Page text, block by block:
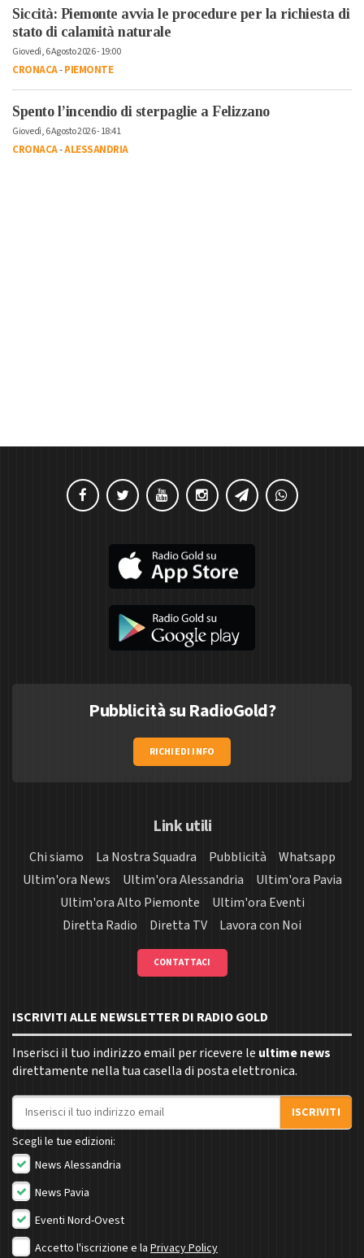
Siccità: Piemonte avvia le procedure per la richiesta di
stato di calamità naturale
Giovedì, 6 Agosto 2026 - 19:00
CRONACA-PIEMONTE
Spento l’incendio di sterpaglie a Felizzano
Giovedì, 6 Agosto 2026 - 18:41
CRONACA-ALESSANDRIA
Pubblicità su RadioGold?
RICHIEDI INFO
Link utili
Chi siamo La Nostra Squadra Pubblicità
Whatsapp
Ultim'ora News
Ultim'ora Alessandria
Ultim'ora Pavia
Ultim'ora Alto Piemonte
Ultim'ora Eventi
Diretta Radio
Diretta TV Lavora con Noi
CONTATTACI
ISCRIVITI ALLE NEWSLETTER DI RADIO GOLD
Inserisci il tuo indirizzo email per ricevere le ultime news
direttamente nella tua casella di posta elettronica.
Indirizzo email
ISCRIVITI
Scegli le tue edizioni:
News Alessandria
News Pavia
Eventi Nord-Ovest
Accetto l'iscrizione e la Privacy Policy